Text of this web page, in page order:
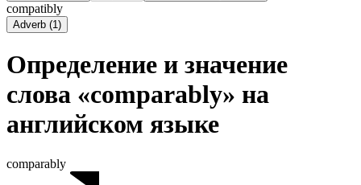
compatibly
Adverb (1)
Определение и значение
слова «comparably» на
английском языке
comparably